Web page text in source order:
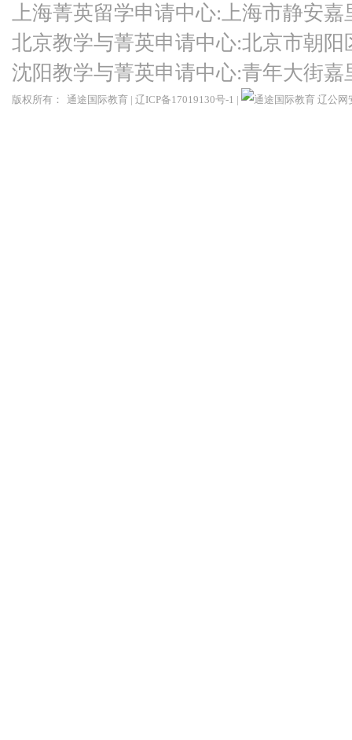
上海菁英留学申请中心:上海市静安
北京教学与菁英申请中心:北京市朝
沈阳教学与菁英申请中心:青年大街
版权所有： 通途国际教育 | 辽ICP备17019130号-1 | 辽公网